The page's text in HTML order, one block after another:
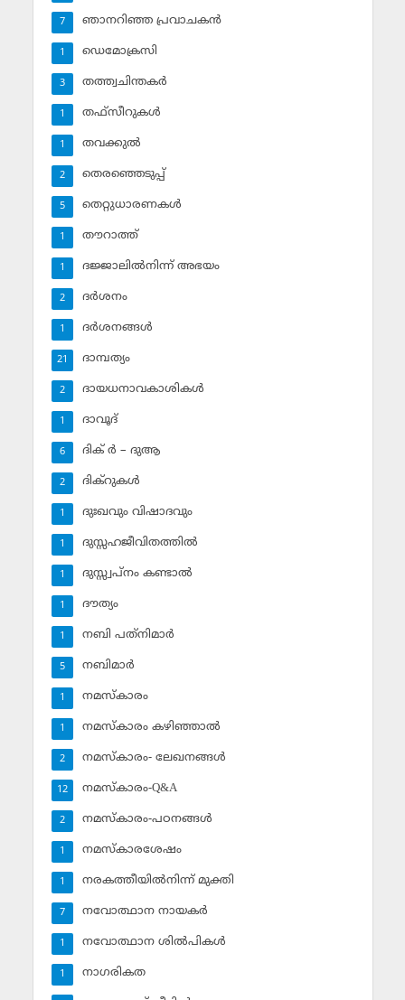
ഞാനറിഞ്ഞ പ്രവാചകന്‍
7
ഡെമോക്രസി
1
തത്ത്വചിന്തകര്‍
3
തഫ്‌സീറുകള്‍
1
തവക്കുല്‍
1
തെരഞ്ഞെടുപ്പ്
2
തെറ്റുധാരണകള്‍
5
തൗറാത്ത്
1
ദജ്ജാലില്‍നിന്ന് അഭയം
1
ദര്‍ശനം
2
ദര്‍ശനങ്ങള്‍
1
ദാമ്പത്യം
21
ദായധനാവകാശികള്‍
2
ദാവൂദ്‌
1
ദിക് ര്‍ – ദുആ
6
ദിക്‌റുകള്‍
2
ദുഃഖവും വിഷാദവും
1
ദുസ്സഹജീവിതത്തില്‍
1
ദുസ്സ്വപ്‌നം കണ്ടാല്‍
1
ദൗത്യം
1
നബി പത്‌നിമാര്‍
1
നബിമാര്‍
5
നമസ്‌കാരം
1
നമസ്‌കാരം കഴിഞ്ഞാല്‍
1
നമസ്‌കാരം- ലേഖനങ്ങള്‍
2
നമസ്‌കാരം-Q&A
12
നമസ്‌കാരം-പഠനങ്ങള്‍
2
നമസ്‌കാരശേഷം
1
നരകത്തീയില്‍നിന്ന് മുക്തി
1
നവോത്ഥാന നായകര്‍
7
നവോത്ഥാന ശില്‍പികള്‍
1
നാഗരികത
1